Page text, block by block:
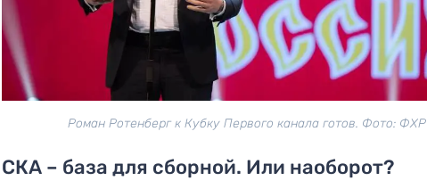
Роман Ротенберг к Кубку Первого канала готов. Фото: ФХР
СКА – база для сборной. Или наоборот?